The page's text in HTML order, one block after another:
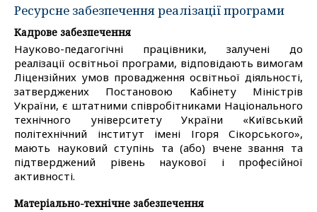
Ресурсне забезпечення реалізації програми
Кадрове забезпечення
Науково-педагогічні працівники, залучені до
реалізації освітньої програми, відповідають вимогам
Ліцензійних умов провадження освітньої діяльності,
затверджених Постановою Кабінету Міністрів
України, є штатними співробітниками Національного
технічного університету України «Київський
політехнічний інститут імені Ігоря Сікорського»,
мають науковий ступінь та (або) вчене звання та
підтверджений рівень наукової і професійної
активності.
Матеріально-технічне забезпечення